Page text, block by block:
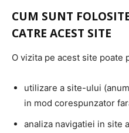
CUM SUNT
CATRE ACEST SITE
O vizita pe acest site poate
utilizare a site-ului
in mod corespunzator
analiza navigatiei in site